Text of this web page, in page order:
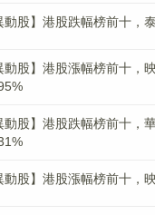
動股】港股跌幅榜前十
動股】港股漲幅榜前十
動股】港股跌幅榜前十
動股】港股漲幅榜前十